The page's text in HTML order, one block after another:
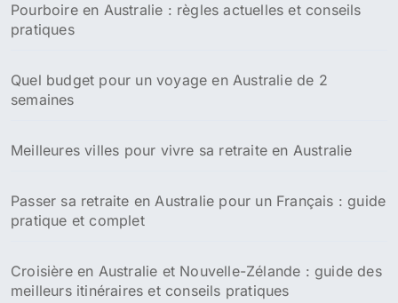
e
r
Pourboire en Australie : règles actuelles et conseils
pratiques
Quel budget pour un voyage en Australie de 2
semaines
Meilleures villes pour vivre sa retraite en Australie
Passer sa retraite en Australie pour un Français : guide
pratique et complet
Croisière en Australie et Nouvelle-Zélande : guide des
meilleurs itinéraires et conseils pratiques